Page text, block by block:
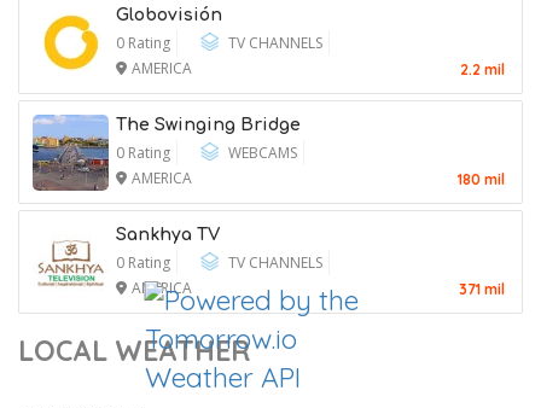
9 August 2026
Globovisión
0 Rating
TV CHANNELS
AMERICA
2.2 mil
The Swinging Bridge
0 Rating
WEBCAMS
AMERICA
180 mil
Sankhya TV
0 Rating
TV CHANNELS
AMERICA
371 mil
LOCAL WEATHER